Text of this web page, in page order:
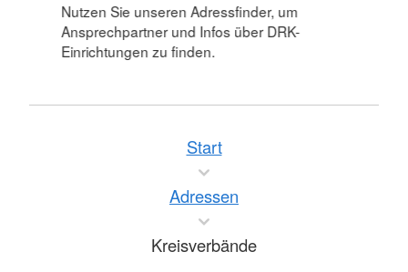
Nutzen Sie unseren Adressfinder, um
Ansprechpartner und Infos über DRK-
Einrichtungen zu finden.
Start
Adressen
Kreisverbände